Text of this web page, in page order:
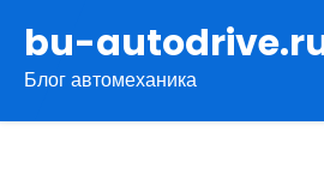
содержимому
bu-
Блог автомеханика